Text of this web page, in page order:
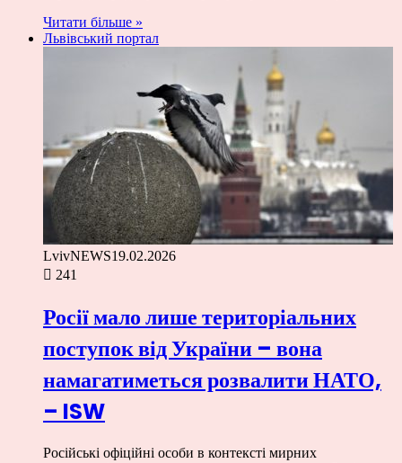
Читати більше »
Львівський портал
LvivNEWS19.02.2026
241
Росії мало лише територіальних
поступок від України – вона
намагатиметься розвалити НАТО,
– ISW
Російські офіційні особи в контексті мирних